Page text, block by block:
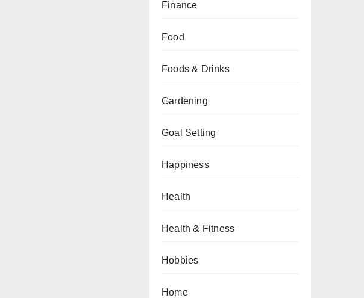
Finance
Food
Foods & Drinks
Gardening
Goal Setting
Happiness
Health
Health & Fitness
Hobbies
Home